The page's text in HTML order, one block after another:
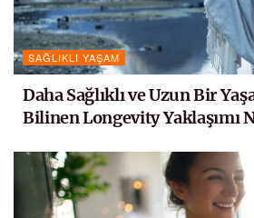
SAĞLIKLI YAŞAM
Daha Sağlıklı ve Uzun Bir
Bilinen Longevity Yaklaşımı